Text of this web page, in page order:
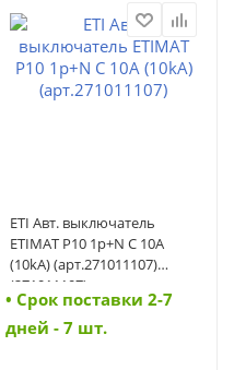
ETI Авт. выключатель
ETIMAT P10 1p+N C 10A
(10kA) (арт.271011107)
(271011107)
• Cрок поставки 2-7
дней - 7 шт.